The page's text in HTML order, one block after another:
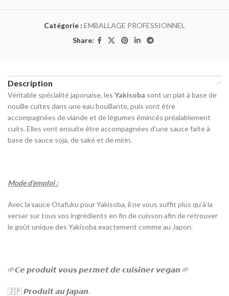
Catégorie : EMBALLAGE PROFESSIONNEL
Share:
Description
Véritable spécialité japonaise, les Yakisoba sont un plat à base de
nouillecuites dans une eau bouillante, puis vont être
accompagnées de viande et de légumes émincés préalablement
cuits. Elles vont ensuite être accompagnées d’une sauce faite à
base de sauce soja, de saké et de mirin.
Mode d’emploi :
Avec la sauce Otafuku pour Yakisoba, il ne vous suffit plus qu’à la
verser sur tous vos ingrédients en fin de cuisson afin de retrouver
le goût unique des Yakisoba exactement commeau Japon.
🌱𝘾𝙚 𝙥𝙧𝙤𝙙𝙪𝙞𝙩 𝙫𝙤𝙪𝙨𝙥𝙚𝙧𝙢𝙚𝙩𝙙𝙚 𝙘𝙪𝙞𝙨𝙞𝙣𝙚𝙧 𝙫𝙚𝙜𝙖𝙣 🌱
🇯🇵𝙋𝙧𝙤𝙙𝙪𝙞𝙩𝙖𝙪𝙅𝙖𝙥𝙖𝙣.